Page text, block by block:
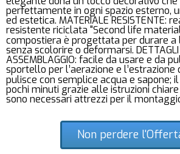
perfettamente in ogni spazio esterno,
ed estetica. MATERIALE RESISTENTE:
resistente riciclata "Second life
compostiera è progettata per durare a
senza scolorire o deformarsi. DETTAGLI
ASSEMBLAGGIO: facile da usare e da
sportello per l’aerazione e l’estrazione
pulisce con semplice acqua e sapone;
pochi minuti grazie alle istruzioni
sono necessari attrezzi per il
Non perdere